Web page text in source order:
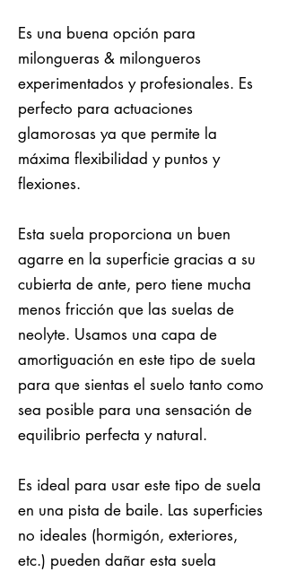
Es una buena opción para
milongueras & milongueros
experimentados y profesionales. Es
perfecto para actuaciones
glamorosas ya que permite la
máxima flexibilidad y puntos y
flexiones.
Esta suela proporciona un buen
agarre en la superficie gracias a su
cubierta de ante, pero tiene mucha
menos fricción que las suelas de
neolyte. Usamos una capa de
amortiguación en este tipo de suela
para que sientas el suelo tanto como
sea posible para una sensación de
equilibrio perfecta y natural.
Es ideal para usar este tipo de suela
en una pista de baile. Las superficies
no ideales (hormigón, exteriores,
etc.) pueden dañar esta suela